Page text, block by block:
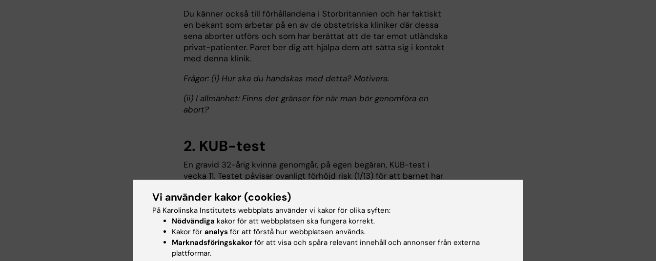
Du känner också till förhållandena i Storbritannien och har faktiskt
en bekant som arbetar på en av de obstetriska kliniker där dessa
sena aborter utförs och som har berättat att de tar emot utländska
privat-patienter. Paret ber dig att hjälpa dem att sätta sig i kontakt
med denna klinik.
Frågor: (i) Hur ska du handskas med detta? Motivera.
(ii) I allmänhet: Finns det gränser för när man bör genomföra en
abort?
2. KUB-test
En gravid 32-årig kvinna genomgår, på egen begäran, KUB-test i
vecka 11. Testet påvisar ovanligt förhöjd risk (1/13) för att barnet har
för att göra ett moderkaksprov. Eftersom man använder QF-PCR
kommer beskedet snabbt; det visar sig att fostret bär på
kromosomavvikelsen. Redan i vecka 14 står detta klart. Kort därefter
har kvinnan tid inbokad på MVC. När hon dyker upp ser hon sliten
och upprörd ut. Det framkommer snart att hennes man lämnat
henne efter beskedet. Hon är rådvill. Hon menar att det var mannen
Vi använder kakor (cookies)
På Karolinska Institutets webbplats använder vi kakor för olika syften:
Nödvändiga kakor för att webbplatsen ska fungera korrekt.
Kakor för analys för att förstå hur webbplatsen används.
Marknadsföringskakor för att visa och spåra relevant innehåll och annonser från externa
plattformar.